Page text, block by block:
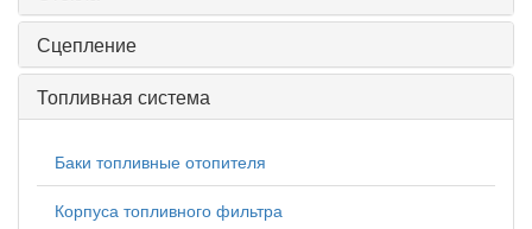
Сцепление
Топливная система
Баки топливные отопителя
Корпуса топливного фильтра